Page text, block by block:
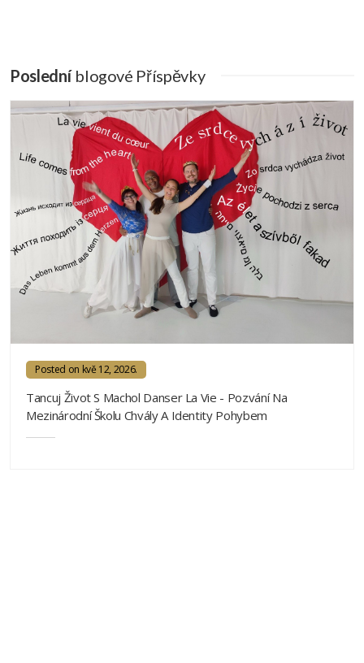
Poslední Blogové Příspěvky
Posted on kvě 12, 2026.
Tancuj Život S Machol Danser La Vie - Pozvání Na
Mezinárodní Školu Chvály A Identity Pohybem